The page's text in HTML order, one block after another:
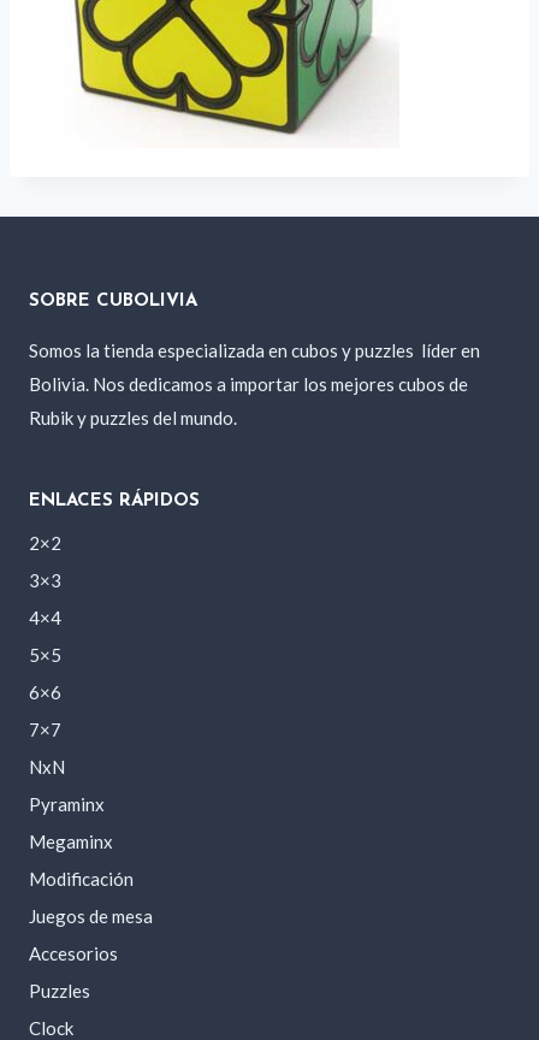
SOBRE CUBOLIVIA
Somos la tienda especializada en cubos y puzzles líder en
Bolivia. Nos dedicamos a importar los mejores cubos de
Rubik y puzzles del mundo.
ENLACES RÁPIDOS
2×2
3×3
4×4
5×5
6×6
7×7
NxN
Pyraminx
Megaminx
Modificación
Juegos de mesa
Accesorios
Puzzles
Clock